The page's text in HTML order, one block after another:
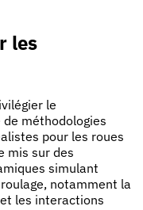
les
le
méthodologies
pour les roues
mis sur des
simulant
notamment la
les interactions